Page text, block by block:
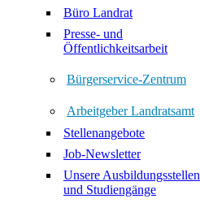
Büro Landrat
Presse- und
Öffentlichkeitsarbeit
Bürgerservice-Zentrum
Arbeitgeber Landratsamt
Stellenangebote
Job-Newsletter
Unsere Ausbildungsstellen
und Studiengänge